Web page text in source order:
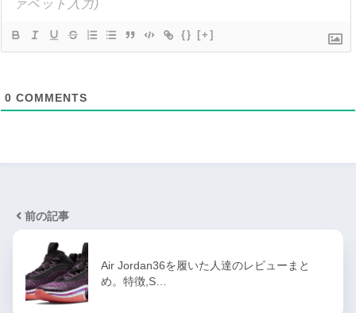
{} [+]
0 COMMENTS
前の記事
Air Jordan36を履いた人達のレビューまと
め。特徴,S…